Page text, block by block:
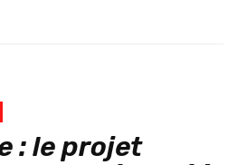
: le projet